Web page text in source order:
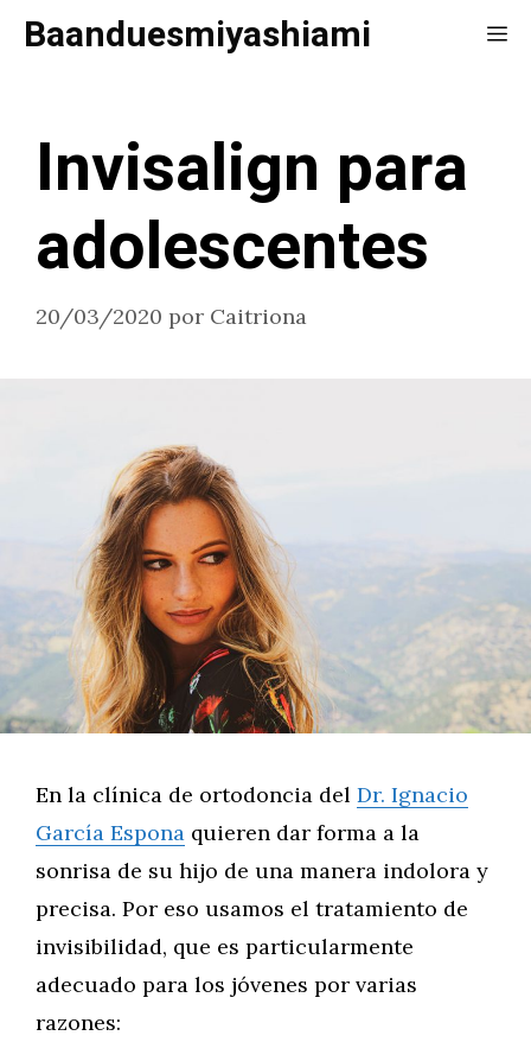
SaltarBaanduesmiyashiami
Invisalign para
adolescentes
20/03/2020 por Caitriona
En la clínica de ortodoncia del Dr. Ignacio
García Espona quieren dar forma a la
sonrisa de su hijo de una manera indolora y
precisa. Por eso usamos el tratamiento de
invisibilidad, que es particularmente
adecuado para los jóvenes por varias
razones: